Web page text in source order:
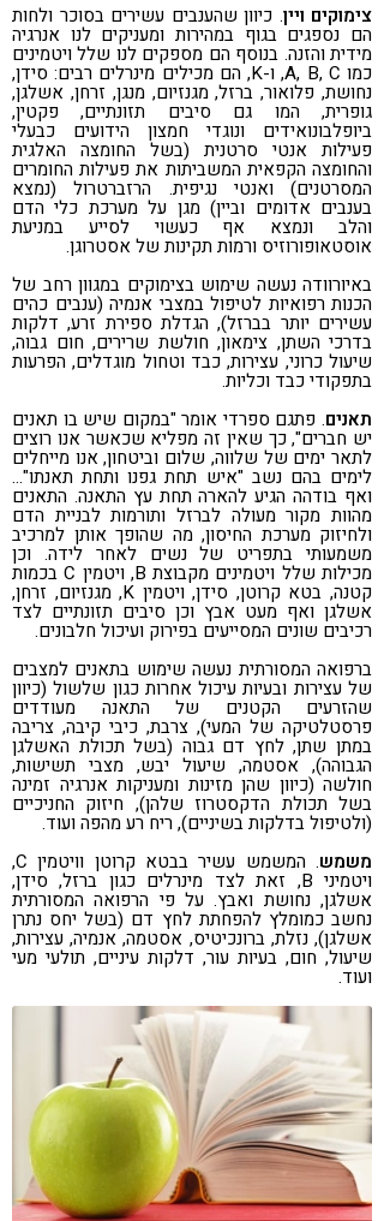
צימוקים ויין. כיוון שהענבים עשירים בסוכר ולחות
הם נספגים בגוף במהירות ומעניקים לנו אנרגיה
מידית והזנה. בנוסף הם מספקים לנו שלל ויטמינים
כמו A, B, C, ו-K, הם מכילים מינרלים רבים: סידן,
נחושת, פלואור, ברזל, מגנזיום, מנגן, זרחן, אשלגן,
גופרית, המו גם סיבים תזונתיים, פקטין,
ביופלבונואידים ונוגדי חמצון הידועים כבעלי
פעילות אנטי סרטנית (בשל החומצה האלגית
והחומצה הקפאית המשביתות את פעילות החומרים
המסרטנים) ואנטי נגיפית. הרזברטרול (נמצא
בענבים אדומים וביין) מגן על מערכת כלי הדם
והלב ונמצא אף כעשוי לסייע במניעת
אוסטאופורוזיס ורמות תקינות של אסטרוגן.
באיורוודה נעשה שימוש בצימוקים במגוון רחב של
הכנות רפואיות לטיפול במצבי אנמיה (ענבים כהים
עשירים יותר בברזל), הגדלת ספירת זרע, דלקות
בדרכי השתן, צימאון, חולשת שרירים, חום גבוה,
שיעול כרוני, עצירות, כבד וטחול מוגדלים, הפרעות
בתפקודי כבד וכליות.
תאנים. פתגם ספרדי אומר "במקום שיש בו תאנים
יש חברים", כך שאין זה מפליא שכאשר אנו רוצים
לתאר ימים של שלווה, שלום וביטחון, אנו מייחלים
לימים בהם נשב "איש תחת גפנו ותחת תאנתו"…
ואף בודהה הגיע להארה תחת עץ התאנה. התאנים
מהוות מקור מעולה לברזל ותורמות לבניית הדם
ולחיזוק מערכת החיסון, מה שהופך אותן למרכיב
משמעותי בתפריט של נשים לאחר לידה. וכן
מכילות שלל ויטמינים מקבוצת B, ויטמין C בכמות
קטנה, בטא קרוטן, סידן, ויטמין K, מגנזיום, זרחן,
אשלגן ואף מעט אבץ וכן סיבים תזונתיים לצד
רכיבים שונים המסייעים בפירוק ועיכול חלבונים.
ברפואה המסורתית נעשה שימוש בתאנים למצבים
של עצירות ובעיות עיכול אחרות כגון שלשול (כיוון
שהזרעים הקטנים של התאנה מעודדים
פרסטלטיקה של המעי), צרבת, כיבי קיבה, צריבה
במתן שתן, לחץ דם גבוה (בשל תכולת האשלגן
הגבוהה), אסטמה, שיעול יבש, מצבי תשישות,
חולשה (כיוון שהן מזינות ומעניקות אנרגיה זמינה
בשל תכולת הדקסטרוז שלהן), חיזוק החניכיים
(ולטיפול בדלקות בשיניים), ריח רע מהפה ועוד.
משמש
. המשמש עשיר בבטא קרוטן וויטמין C,
ויטמיני B, זאת לצד מינרלים כגון ברזל, סידן,
אשלגן, נחושת ואבץ. על פי הרפואה המסורתית
נחשב כמומלץ להפחתת לחץ דם (בשל יחס נתרן
אשלגן), נזלת, ברונכיטיס, אסטמה, אנמיה, עצירות,
שיעול, חום, בעיות עור, דלקות עיניים, תולעי מעי
ועוד.